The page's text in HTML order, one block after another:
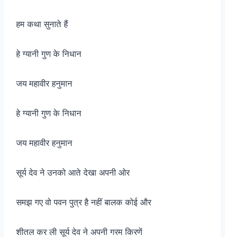
हम कथा सुनाते हैं
हे ग्यानी गुण के निधान
जय महावीर हनुमान
हे ग्यानी गुण के निधान
जय महावीर हनुमान
सूर्य देव ने उनको आते देखा अपनी ओर
समझ गए वो पवन पुत्र है नहीं बालक कोई और
शीतल कर ली सूर्य देव ने अपनी गरम किरणें